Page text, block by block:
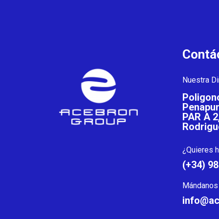
Nuestra
PAR A
¿Quieres
(+34)